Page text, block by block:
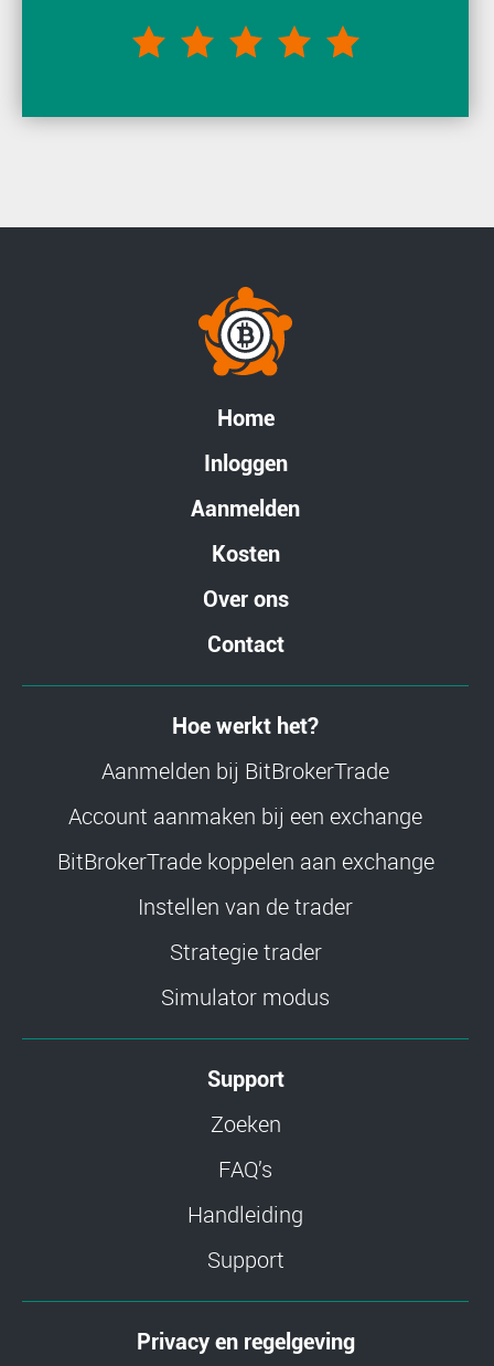
Home
Inloggen
Aanmelden
Kosten
Over ons
Contact
Hoe werkt het?
Aanmelden bij BitBrokerTrade
Account aanmaken bij een exchange
BitBrokerTrade koppelen aan exchange
Instellen van de trader
Strategie trader
Simulator modus
Support
Zoeken
FAQ’s
Handleiding
Support
Privacy en regelgeving